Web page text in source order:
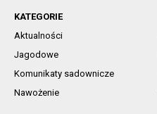
KATEGORIE
Aktualności
Jagodowe
Komunikaty sadownicze
Nawożenie